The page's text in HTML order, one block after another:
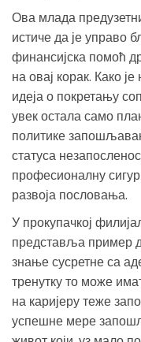
Ова млада
истиче да је управо
финансијска помоћ
на овај корак. Како
идеја о покретању
увек остала само
политике
статуса
професионалну
развоја пословања.
У прокупачкој
представља пример
знање сусретне са
тренутку то може
на каријеру теже
успешне мере